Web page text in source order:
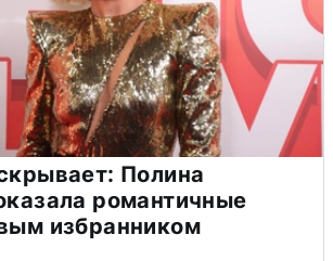
Полина
романтичные
избранником